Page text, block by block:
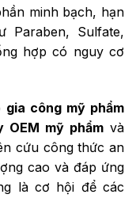
minh bạch, hạn
Sulfate,
hợp có nguy cơ
gia công mỹ phẩm
OEM mỹ phẩm và
cứu công thức an
cao và đáp ứng
là cơ hội để các